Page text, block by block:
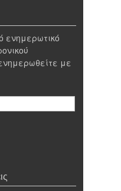
ενημερωτικό
με